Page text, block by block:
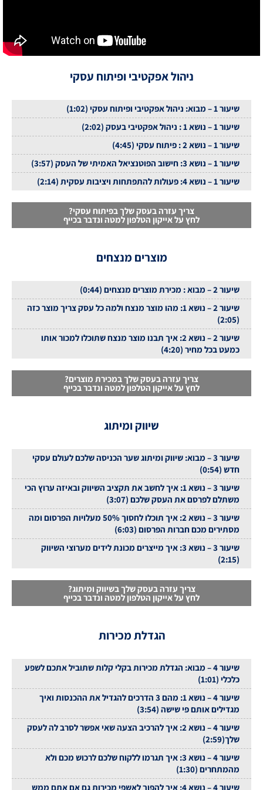
ניהול אפקטיבי ופיתוח עסקי
שיעור 1 – מבוא: ניהול אפקטיבי ופיתוח עסקי (1:02)
שיעור 1 – נושא 1 : ניהול אפקטיבי בעסק (2:02)
שיעור 1 – נושא 2 : פיתוח עסקי (4:45)
שיעור 1 – נושא 3: חישוב הפוטנציאל האמיתי של העסק (3:57)
שיעור 1 – נושא 4: פעולות להתפתחות ויציבות עסקית (2:14)
צריך עזרה בעסק שלך בפיתוח עסקי?
לחץ על אייקון הטלפון למטה ונדבר בכייף
מוצרים מנצחים
שיעור 2 – מבוא : מכירת מוצרים מנצחים (0:44)
שיעור 2 – נושא 1: מהו מוצר מנצח ולמה כל עסק צריך מוצר כזה
(2:05)
שיעור 2 – נושא 2: איך תבנו מוצר מנצח שתוכלו למכור אותו
כמעט בכל מחיר (4:20)
צריך עזרה בעסק שלך במכירת מוצרים?
לחץ על אייקון הטלפון למטה ונדבר בכייף
שיווק ומיתוג
שיעור 3 – מבוא: שיווק ומיתוג שער הכניסה שלכם לעולם עסקי
חדש (0:54)
שיעור 3 – נושא 1: איך לחשב את תקציב השיווק ובאיזה ערוץ הכי
משתלם לפרסם את העסק שלכם (3:07)
שיעור 3 – נושא 2: איך תוכלו לחסוך 50% מעלויות הפרסום ומה
מסתירים מכם חברות הפרסום (6:03)
שיעור 3 – נושא 3: איך מייצרים מכונת לידים מערוצי השיווק
(2:15)
צריך עזרה בעסק שלך בשיווק ומיתוג?
לחץ על אייקון הטלפון למטה ונדבר בכייף
הגדלת מכירות
שיעור 4 – מבוא: הגדלת מכירות בקלי קלות שתוביל אתכם לשפע
כלכלי (1:01)
שיעור 4 – נושא 1: מהם 3 הדרכים להגדיל את ההכנסות ואיך
מגדילים אותם פי שישה (3:54)
שיעור 4 – נושא 2: איך להרכיב הצעה שאי אפשר לסרב לה לעסק
שלך(2:59)
שיעור 4 – נושא 3: איך תגרמו ללקוח שלכם לרכוש מכם ולא
מהמתחרים (1:30)
שיעור 4 – נושא 4: איך להפוך לאשפי מכירות גם אם אתם ממש